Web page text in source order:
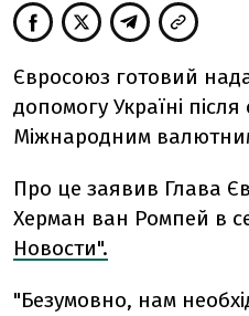
Євросоюз готовий
допомогу Україні
Міжнародним
Про це заявив Глава
Херман ван Ромпей в
Новости".
"Безумовно, нам